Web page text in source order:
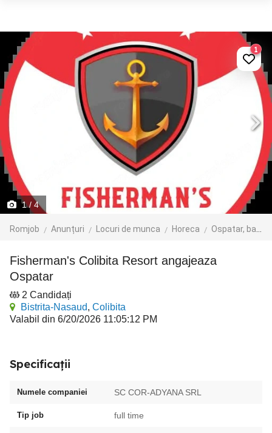
1/ 4
Romjob Anunțuri Locuri de munca Horeca Ospatar, barman, sef de sala
1
Fisherman's Colibita Resort angajeaza
Ospatar
2 Candidați
Bistrita-Nasaud, Colibita
Valabil din 6/20/2026 11:05:12 PM
Specificații
Numele companiei SC COR-ADYANA SRL
Tip job full time